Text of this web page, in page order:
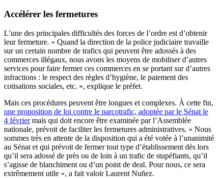
Accélérer les fermetures
L’une des principales difficultés des forces de l’ordre est d’obtenir
leur fermeture. « Quand la direction de la police judiciaire travaille
sur un certain nombre de trafics qui peuvent être adossés à des
commerces illégaux, nous avons les moyens de mobiliser d’autres
services pour faire fermer ces commerces en se portant sur d’autres
infractions : le respect des règles d’hygiène, le paiement des
cotisations sociales, etc. », explique le préfet.
Mais ces procédures peuvent être longues et complexes. À cette fin,
une proposition de loi contre le narcotrafic, adoptée par le Sénat le
4 févriermais qui doit encore être examinée par l’Assemblée
nationale, prévoit de faciliter les fermetures administratives. « Nous
sommes très en attente de la disposition qui a été votée à l’unanimité
au Sénat et qui prévoit de fermer tout type d’établissement dès lors
qu’il sera adossé de près ou de loin à un trafic de stupéfiants, qu’il
s’agisse de blanchiment ou d’un point de deal. Pour nous, ce sera
extrêmement utile », a fait valoir Laurent Nuñez.